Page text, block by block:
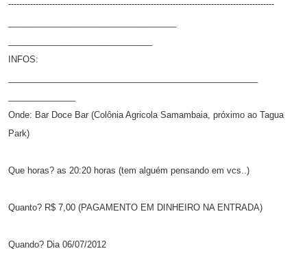
-------------------------------------------------------------------------------------------------
INFOS:
Onde: Bar Doce Bar (Colônia Agricola Samambaia, próximo ao Tagua
Park)
Que horas? as 20:20 horas (tem alguém pensando em vcs..)
Quanto? R$ 7,00 (PAGAMENTO EM DINHEIRO NA ENTRADA)
Quando? Dia 06/07/2012